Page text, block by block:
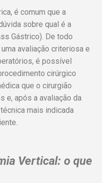
é comum que a
sobre qual é a
Gástrico). De todo
avaliação criteriosa e
é possível
cirúrgico
que o cirurgião
e, após a avaliação da
mais indicada
Vertical: o que